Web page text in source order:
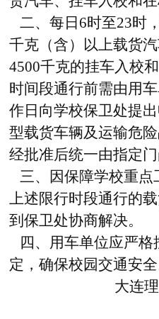
二、每日6时至23时
千克（含）以上载货
4500千克的挂车入校
时间段通行前需由用
作日向学校保卫处提
型载货车辆及运输危
经批准后统一由指定门
三、因保障学校重点
上述限行时段通行的
到保卫处协商解决。
四、用车单位应严格
定，确保校园交通安全
大连